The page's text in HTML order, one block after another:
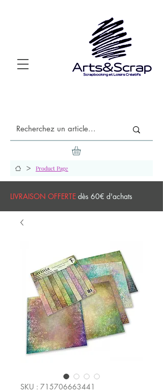
> Product Page
LIVRAISON OFFERTE dès 60€ d'achats
SKU : 715706663441